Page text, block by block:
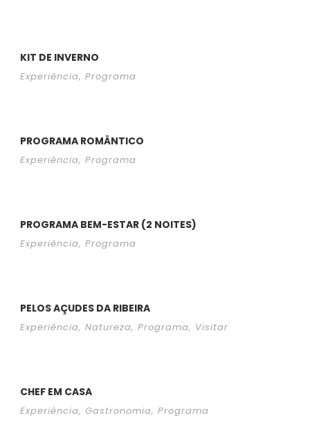
KIT DE INVERNO
Experiência, Programa
PROGRAMA ROMÂNTICO
Experiência, Programa
PROGRAMA BEM-ESTAR (2 NOITES)
Experiência, Programa
PELOS AÇUDES DA RIBEIRA
Experiência, Natureza, Programa, Visitar
CHEF EM CASA
Experiência, Gastronomia, Programa